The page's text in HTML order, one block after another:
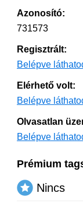
Azonosító:
731573
Regisztrált:
Belépve
Elérhető volt:
Belépve
Olvasatlan
Belépve
Prémium
Nincs